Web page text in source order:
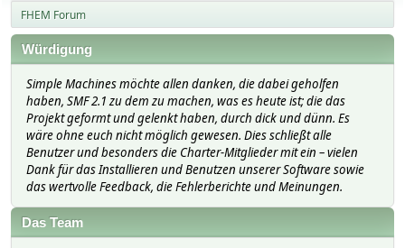
FHEM Forum
Würdigung
Simple Machines möchte allen danken, die dabei geholfen
haben, SMF 2.1 zu dem zu machen, was es heute ist; die das
Projekt geformt und gelenkt haben, durch dick und dünn. Es
wäre ohne euch nicht möglich gewesen. Dies schließt alle
Benutzer und besonders die Charter-Mitglieder mit ein – vielen
Dank für das Installieren und Benutzen unserer Software sowie
das wertvolle Feedback, die Fehlerberichte und Meinungen.
Das Team